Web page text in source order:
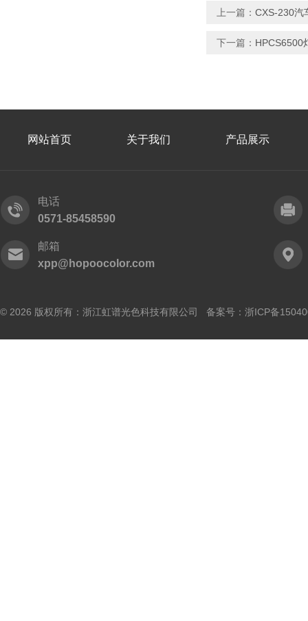
上一篇： CXS-230汽
下一篇： HPCS6500
网站首页 关于我们 产品展示
电话
0571-85458590
邮箱
xpp@hopoocolor.com
© 2026 版权所有：浙江虹谱光色科技有限公司 备案号： 浙ICP备